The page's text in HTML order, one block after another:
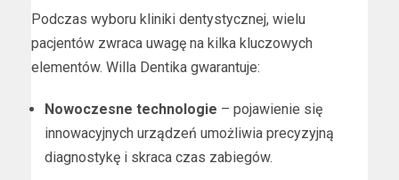
Podczas wyboru kliniki dentystycznej, wielu
pacjentów zwraca uwagę na kilka kluczowych
elementów. Willa Dentika gwarantuje:
Nowoczesne technologie – pojawienie się
innowacyjnych urządzeń umożliwia precyzyjną
diagnostykę i skraca czas zabiegów.